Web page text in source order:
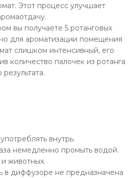
Этот процесс улучшает
вы получаете 5 ротанговых
для ароматизации помещения
слишком интенсивный, его
количество палочек из ротанга
результата.
внутрь.
немедленно промыть водой.
животных.
в диффузоре не предназначена